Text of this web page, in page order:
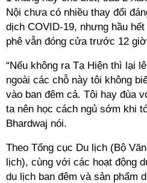
Nội chưa có nhiều thay đổi
dịch COVID-19, nhưng hầu
phê vẫn đóng cửa trước 12
“Nếu không ra Tạ Hiện thì lại
ngoài các chỗ này tôi không
vào ban đêm cả. Tôi hay đùa
ta nên học cách ngủ sớm khi
Bhardwaj nói.
Theo Tổng cục Du lịch (Bộ
lịch), cùng với các hoạt động
du lịch ban đêm và sản phẩm